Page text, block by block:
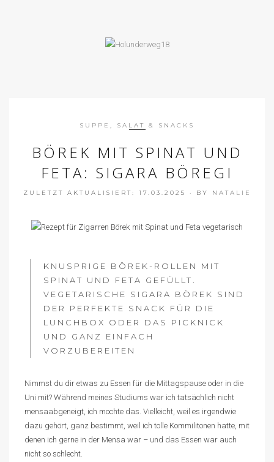
SUPPE, SALAT & SNACKS
BÖREK MIT SPINAT UND
FETA: SIGARA BÖREGI
ZULETZT AKTUALISIERT: 17.03.2025 · BY NATALIE
KNUSPRIGE BÖREK-ROLLEN MIT
SPINAT UND FETA GEFÜLLT.
VEGETARISCHE SIGARA BÖREK SIND
DER PERFEKTE SNACK FÜR DIE
LUNCHBOX ODER DAS PICKNICK
UND GANZ EINFACH
VORZUBEREITEN
Nimmst du dir etwas zu Essen für die Mittagspause oder in die
Uni mit? Während meines Studiums war ich tatsächlich nicht
mensaabgeneigt, ich mochte das. Vielleicht, weil es irgendwie
dazu gehört, ganz bestimmt, weil ich tolle Kommilitonen hatte, mit
denen ich gerne in der Mensa war – und das Essen war auch
nicht so schlecht.